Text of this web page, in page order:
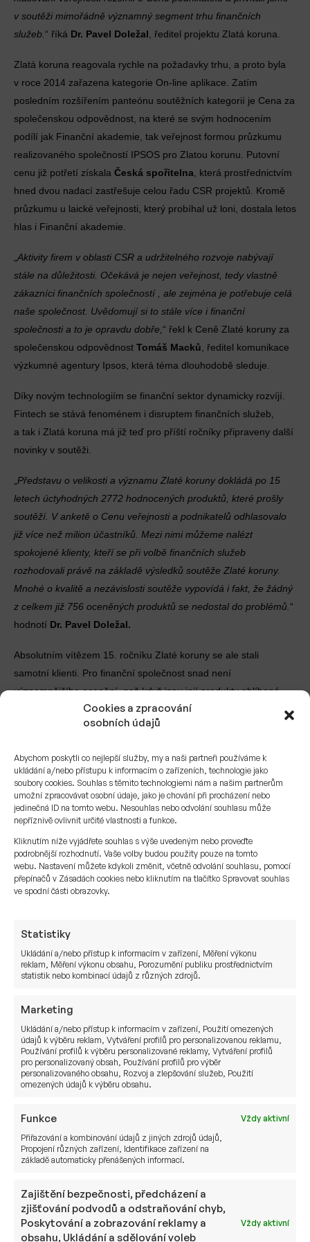
Cookies a zpracování
osobních údajů
Abychom poskytli co nejlepší služby, my a naši partneři používáme k
ukládání a/nebo přístupu k informacím o zařízeních, technologie jako
soubory cookies. Souhlas s těmito technologiemi nám a našim partnerům
umožní zpracovávat osobní údaje, jako je chování při procházení nebo
jedinečná ID na tomto webu. Nesouhlas nebo odvolání souhlasu může
nepříznivě ovlivnit určité vlastnosti a funkce.
Kliknutím níže vyjádřete souhlas s výše uvedeným nebo proveďte
podrobnější rozhodnutí. Vaše volby budou použity pouze na tomto
webu. Nastavení můžete kdykoli změnit, včetně odvolání souhlasu, pomocí
přepínačů v Zásadách cookies nebo kliknutím na tlačítko Spravovat souhlas
ve spodní části obrazovky.
Statistiky
Ukládání a/nebo přístup k informacím v zařízení, Měření výkonu
reklam, Měření výkonu obsahu, Porozumění publiku prostřednictvím
statistik nebo kombinací údajů z různých zdrojů.
Marketing
Ukládání a/nebo přístup k informacím v zařízení, Použití omezených
údajů k výběru reklam, Vytváření profilů pro personalizovanou reklamu,
Používání profilů k výběru personalizované reklamy, Vytváření profilů
pro personalizovaný obsah, Používání profilů pro výběr
personalizovaného obsahu, Rozvoj a zlepšování služeb, Použití
omezených údajů k výběru obsahu.
Funkce
Vždy aktivní
Přiřazování a kombinování údajů z jiných zdrojů údajů,
Propojení různých zařízení, Identifikace zařízení na
základě automaticky přenášených informací.
Zajištění bezpečnosti, předcházení a
zjišťování podvodů a odstraňování chyb,
Poskytování a zobrazování reklamy a
obsahu, Ukládání a sdělování voleb
Vždy aktivní
v soutěži mimořádně významný segment trhu finančních
služeb.“ říká Dr. Pavel Doležal, ředitel projektu Zlatá koruna.
Zlatá koruna reagovala rychle na požadavky trhu, a proto byla
v roce 2014 zařazena kategorie On-line aplikace. Zatím
posledním rozšířením panteónu soutěžních kategorií je Cena za
společenskou odpovědnost, na které se svým hodnocením
podílí jak Finanční akademie, tak veřejnost formou průzkumu
realizovaného společností IPSOS pro Zlatou korunu. Putovní
cenu již potřetí získala Česká spořitelna, která prostřednictvím
hned dvou nadací zastřešuje celou řadu CSR projektů. Kromě
průzkumu u laické veřejnosti, který probíhal už loni, dostala letos
hlas i Finanční akademie.
„Aktivity firem v oblasti CSR a udržitelného rozvoje nabývají
stále na důležitosti. Očekává je nejen veřejnost, tedy vlastně
zákazníci finančních společností , ale zejména je potřebuje celá
naše společnost. Uvědomují si to stále více i finanční
společnosti a to je opravdu dobře,“ řekl k Ceně Zlaté koruny za
společenskou odpovědnost Tomáš Macků, ředitel komunikace
výzkumné agentury Ipsos, která téma dlouhodobě sleduje.
Díky novým technologiím se finanční sektor dynamicky rozvíjí.
Fintech se stává fenoménem i disruptem finančních služeb,
a tak i Zlatá koruna má již teď pro příští ročníky připraveny další
novinky v soutěži.
„Představu o velikosti a významu Zlaté koruny dokládá po 15
letech úctyhodných 2772 hodnocených produktů, které prošly
soutěží. V anketě o Cenu veřejnosti a podnikatelů odhlasovalo
již více než milion účastníků. Mezi nimi můžeme nalézt
spokojené klienty, kteří se při volbě finančních služeb
rozhodovali právě na základě výsledků soutěže Zlaté koruny.
Mnohé o kvalitě a nezávislosti soutěže vypovídá i fakt, že žádný
z celkem již 756 oceněných produktů se nedostal do problémů.“
hodnotí Dr. Pavel Doležal.
Absolutním vítězem 15. ročníku Zlaté koruny se ale stali
samotní klienti. Pro finanční společnost snad není
významnějšího ocenění, než když jsou její produkty oblíbené.
Kategorie pro spotřebitele
Hypotéky
1.
Hypotéka České spořitelny Česká spořitelna
2.
Hypotéka s bezpečným
financováním
3.
Hypotéka s atraktivní sazbou 1,69% Unicredit bank
Životní pojištění
1.
Flexi životní pojištění
2.
Allianz ŽIVOT bez absurdních
poplatků
Allianz pojišťovna
3.
Životní pojištění NA PŘÁNÍ
Neživotní pojištění
1.
Autopojištění NAMÍRU
Kooperativa
pojišťovna
2.
3.
Allianz AUTO s cenou podle ujetých
kilometrů
Allianz pojišťovna
1.
Active Invest
Conseq Investment
Management
Conseq Investment